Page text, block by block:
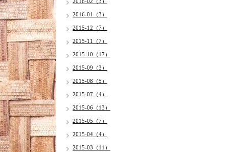
2016-01（3）
2015-12（7）
2015-11（7）
2015-10（17）
2015-09（3）
2015-08（5）
2015-07（4）
2015-06（13）
2015-05（7）
2015-04（4）
2015-03（11）